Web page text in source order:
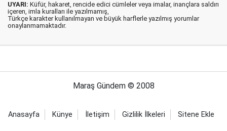
UYARI: Küfür, hakaret, rencide edici cümleler veya imalar, inançlara saldırı
içeren, imla kuralları ile yazılmamış,
Türkçe karakter kullanılmayan ve büyük harflerle yazılmış yorumlar
onaylanmamaktadır.
Maraş Gündem © 2008
Anasayfa Künye İletişim Gizlilik İlkeleri Sitene Ekle